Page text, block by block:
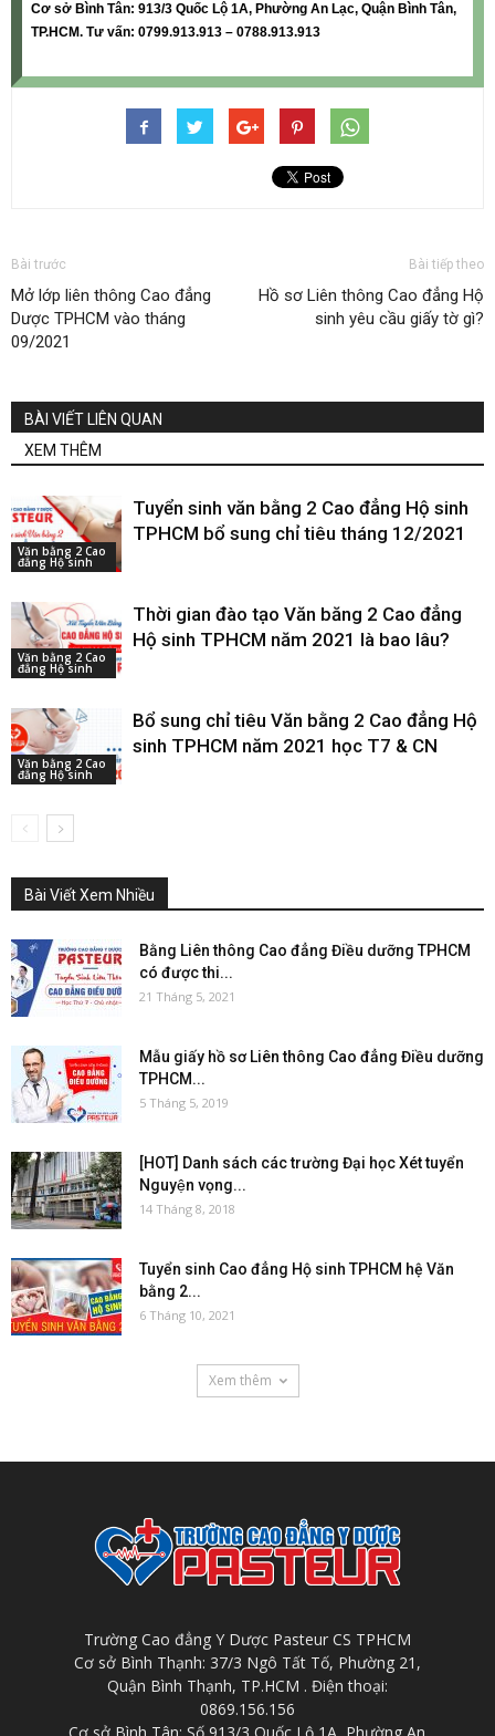
Cơ sở Bình Tân: 913/3 Quốc Lộ 1A, Phường An Lạc, Quận Bình Tân,
TP.HCM. Tư vấn: 0799.913.913 – 0788.913.913
Bài trước
Mở lớp liên thông Cao đẳng
Dược TPHCM vào tháng
09/2021
Bài tiếp theo
Hồ sơ Liên thông Cao đẳng Hộ
sinh yêu cầu giấy tờ gì?
BÀI VIẾT LIÊN QUAN
XEM THÊM
Văn bằng 2 Cao
đẳng Hộ sinh
Tuyển sinh văn bằng 2 Cao đẳng Hộ sinh
TPHCM bổ sung chỉ tiêu tháng 12/2021
Văn bằng 2 Cao
đẳng Hộ sinh
Thời gian đào tạo Văn băng 2 Cao đẳng
Hộ sinh TPHCM năm 2021 là bao lâu?
Văn bằng 2 Cao
đẳng Hộ sinh
Bổ sung chỉ tiêu Văn bằng 2 Cao đẳng Hộ
sinh TPHCM năm 2021 học T7 & CN
Bài Viết Xem Nhiều
Bằng Liên thông Cao đẳng Điều dưỡng TPHCM
có được thi...
21 Tháng 5, 2021
Mẫu giấy hồ sơ Liên thông Cao đẳng Điều dưỡng
TPHCM...
5 Tháng 5, 2019
[HOT] Danh sách các trường Đại học Xét tuyển
Nguyện vọng...
14 Tháng 8, 2018
Tuyển sinh Cao đẳng Hộ sinh TPHCM hệ Văn
bằng 2...
6 Tháng 10, 2021
Xem thêm
Trường Cao đẳng Y Dược Pasteur CS TPHCM
Cơ sở Bình Thạnh: 37/3 Ngô Tất Tố, Phường 21,
Quận Bình Thạnh, TP.HCM . Điện thoại:
0869.156.156
Cơ sở Bình Tân: Số 913/3 Quốc Lộ 1A, Phường An